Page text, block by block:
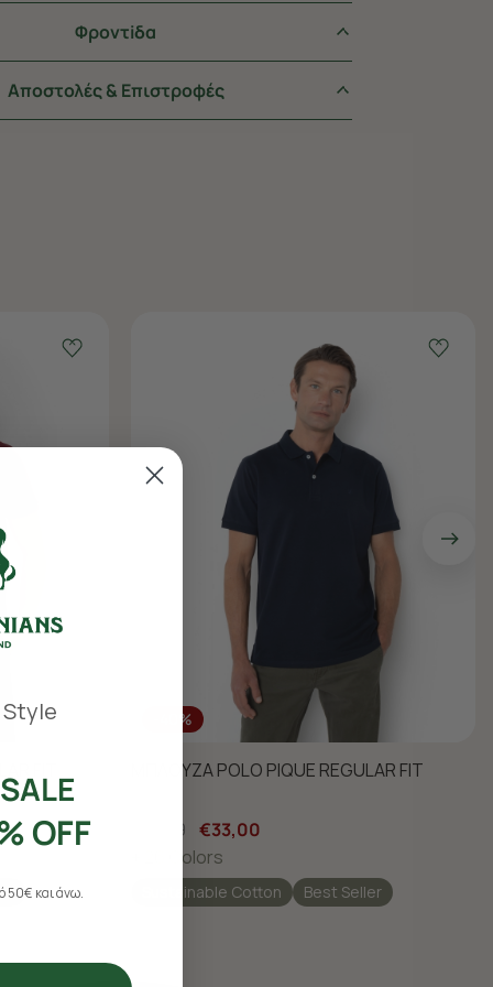
Φροντiδα
Αποστολές & Επιστροφές
-40%
ΜΠΛΟΥΖΑ POLO PIQUE REGULAR FIT
€55,00 €33,00
+ 26 Colors
Sustainable Cotton Best Seller
Style
OFF
50€ και άνω.